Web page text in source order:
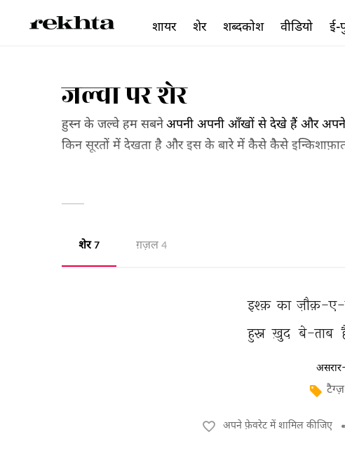
जल्वा पर शेर
हुस्न के जल्वे हम सबनेअपनी अपनी आँखों से देखे हैं और अपने
किन सूरतों में देखता है और इस के बारे में कैसे कैसे
शेर 7 ग़ज़ल 4
इश्क़ का ज़ौक़-ए-
हुस्न ख़ुद बे-ताब
अपने फ़ेवरेट में शामिल कीजिए
शायर शेर शब्दकोश वीडियो ई-